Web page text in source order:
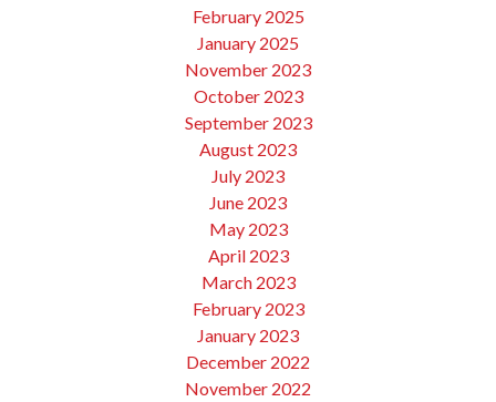
February 2025
January 2025
November 2023
October 2023
September 2023
August 2023
July 2023
June 2023
May 2023
April 2023
March 2023
February 2023
January 2023
December 2022
November 2022